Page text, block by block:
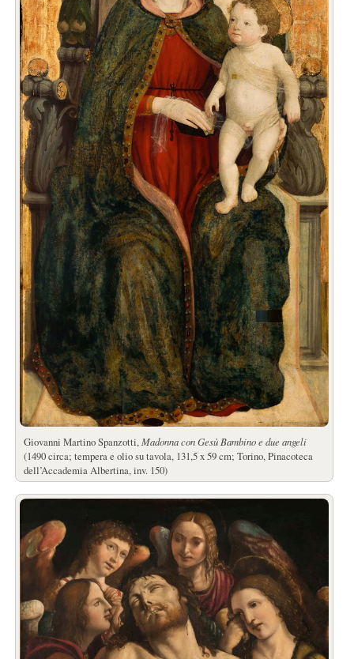
Giovanni Martino Spanzotti, Madonna con Gesù Bambino e due angeli
(1490 circa; tempera e olio su tavola, 131,5 x 59 cm; Torino, Pinacoteca
dell’Accademia Albertina, inv. 150)